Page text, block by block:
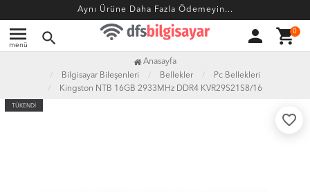
Aynı Ürüne Daha Fazla Ödemeyin...
menu
menü search person shopping_cart0
Anasayfa
Bilgisayar Bileşenleri
Bellekler
Pc Bellekleri
Kingston NTB 16GB 2933MHz DDR4 KVR29S21S8/16
TÜKENDİ
favorite_border